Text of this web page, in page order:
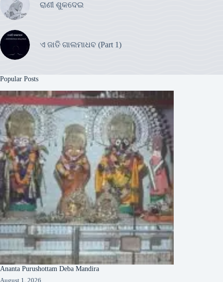
ରାଣୀ ଶୁକଦେଇ
ଏ ଜାତି ଗାଲମାଧବ (Part 1)
Popular Posts
Ananta Purushottam Deba Mandira
August 1, 2026